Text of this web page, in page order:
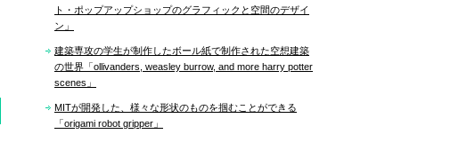
ト・ポップアップショップのグラフィックと空間のデザイ
ン」
建築専攻の学生が制作したボール紙で制作された空想建築
の世界「ollivanders, weasley burrow, and more harry potter
scenes」
MITが開発した、様々な形状のものを掴むことができる
「origami robot gripper」